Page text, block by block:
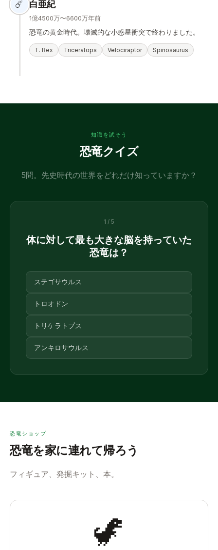
☄️ 白亜紀
1億4500万〜6600万年前
恐竜の黄金時代。壊滅的な小惑星衝突で終わりました。
T. Rex Triceratops Velociraptor Spinosaurus
知識を試そう
恐竜クイズ
5問。先史時代の世界をどれだけ知っていますか？
1 / 5
体に対して最も大きな脳を持っていた
恐竜は？
ステゴサウルス
トロオドン
トリケラトプス
アンキロサウルス
恐竜ショップ
恐竜を家に連れて帰ろう
フィギュア、発掘キット、本。
🦖